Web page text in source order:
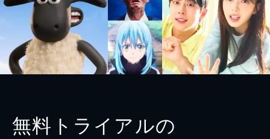
無料トライアルの